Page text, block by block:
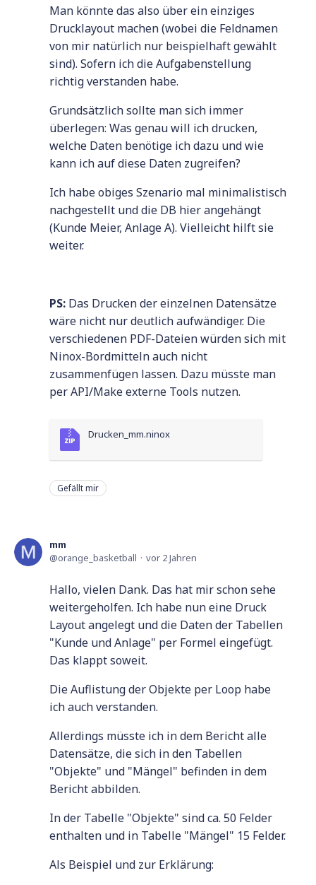
Man könnte das also über ein einziges
Drucklayout machen (wobei die Feldnamen
von mir natürlich nur beispielhaft gewählt
sind). Sofern ich die Aufgabenstellung
richtig verstanden habe.
Grundsätzlich sollte man sich immer
überlegen: Was genau will ich drucken,
welche Daten benötige ich dazu und wie
kann ich auf diese Daten zugreifen?
Ich habe obiges Szenario mal minimalistisch
nachgestellt und die DB hier angehängt
(Kunde Meier, Anlage A). Vielleicht hilft sie
weiter.
PS: Das Drucken der einzelnen Datensätze
wäre nicht nur deutlich aufwändiger. Die
verschiedenen PDF-Dateien würden sich mit
Ninox-Bordmitteln auch nicht
zusammenfügen lassen. Dazu müsste man
per API/Make externe Tools nutzen.
Drucken_mm.ninox
Gefällt mir
mm
orange_basketball
vor 2 Jahren
Hallo, vielen Dank. Das hat mir schon sehe
weitergeholfen. Ich habe nun eine Druck
Layout angelegt und die Daten der Tabellen
"Kunde und Anlage" per Formel eingefügt.
Das klappt soweit.
Die Auflistung der Objekte per Loop habe
ich auch verstanden.
Allerdings müsste ich in dem Bericht alle
Datensätze, die sich in den Tabellen
"Objekte" und "Mängel" befinden in dem
Bericht abbilden.
In der Tabelle "Objekte" sind ca. 50 Felder
enthalten und in Tabelle "Mängel" 15 Felder.
Als Beispiel und zur Erklärung: